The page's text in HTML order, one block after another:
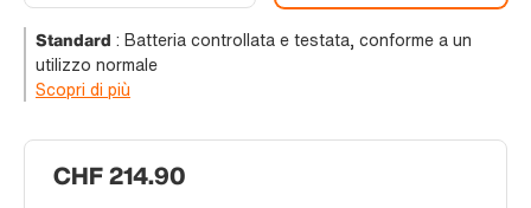
CHF 214.90
Standard : Batteria controllata e testata, conforme a un
utilizzo normale
Scopri di più